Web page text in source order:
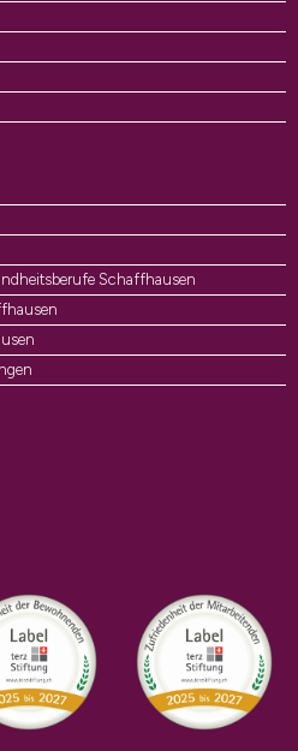
Schaffhausen